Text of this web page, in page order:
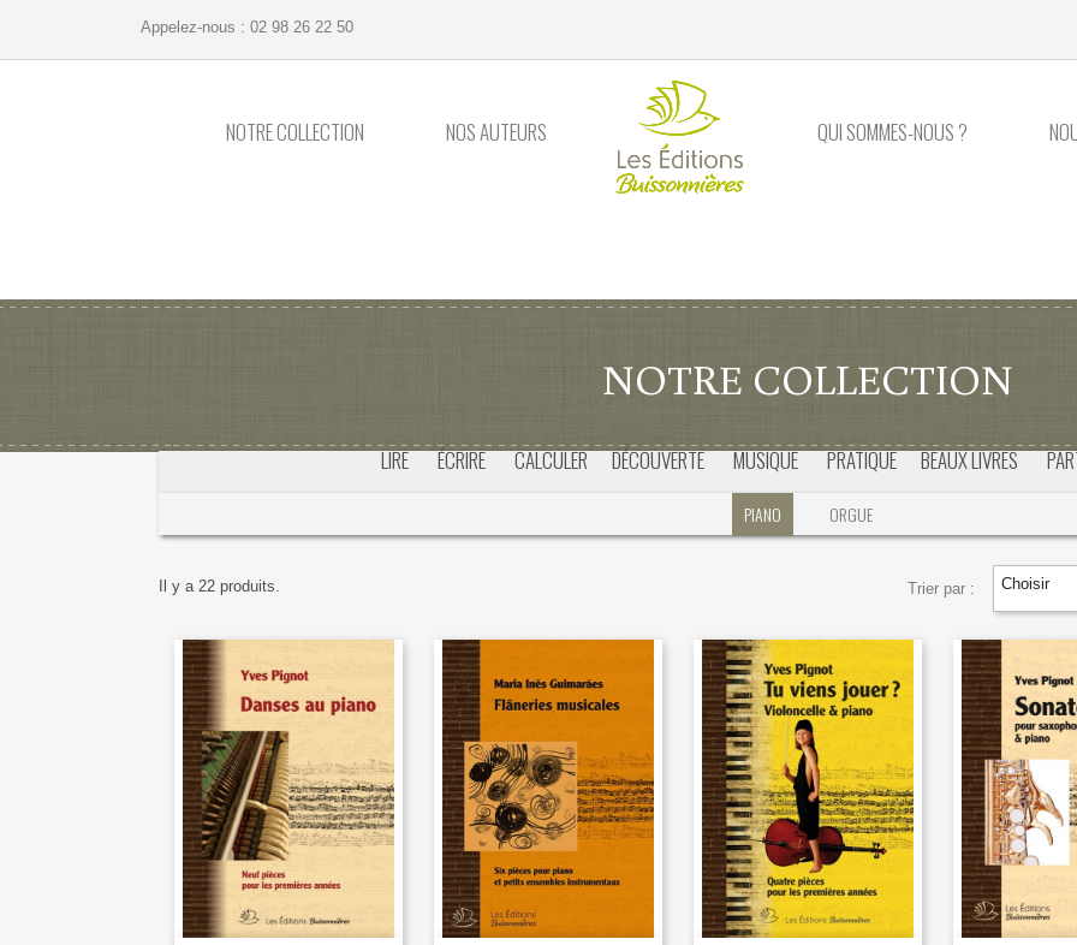
Appelez-nous : 02 98 26 22 50
NOTRE COLLECTION NOS AUTEURS QUI SOMMES-NOUS ?
NOTRE COLLECTION
LIRE ÉCRIRE CALCULER DÉCOUVERTE MUSIQUE PRATIQUE BEAUX LIVRES
PIANO ORGUE
Il y a 22 produits. Trier par : Choisir